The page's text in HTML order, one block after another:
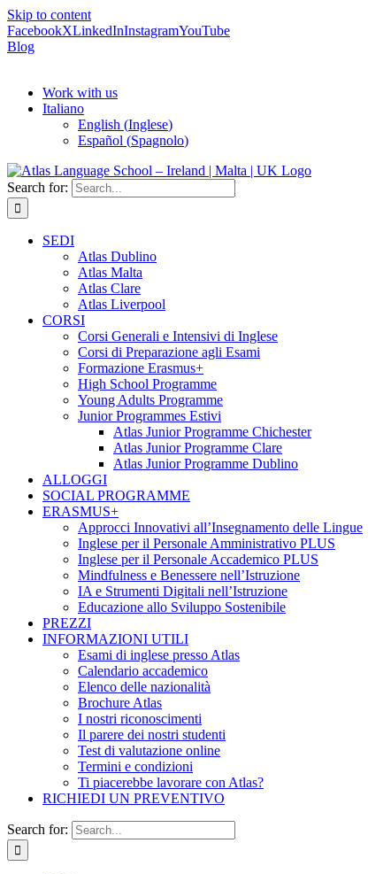
Skip to content
FacebookXLinkedInInstagramYouTube
Blog
Work with us
Italiano
English (Inglese)
Español (Spagnolo)
Search for:
SEDI
Atlas Dublino
Atlas Malta
Atlas Clare
Atlas Liverpool
CORSI
Corsi Generali e Intensivi di Inglese
Corsi di Preparazione agli Esami
Formazione Erasmus+
High School Programme
Young Adults Programme
Junior Programmes Estivi
Atlas Junior Programme Chichester
Atlas Junior Programme Clare
Atlas Junior Programme Dublino
ALLOGGI
SOCIAL PROGRAMME
ERASMUS+
Approcci Innovativi all’Insegnamento delle Lingue
Inglese per il Personale Amministrativo PLUS
Inglese per il Personale Accademico PLUS
Mindfulness e Benessere nell’Istruzione
IA e Strumenti Digitali nell’Istruzione
Educazione allo Sviluppo Sostenibile
PREZZI
INFORMAZIONI UTILI
Esami di inglese presso Atlas
Calendario accademico
Elenco delle nazionalità
Brochure Atlas
I nostri riconoscimenti
Il parere dei nostri studenti
Test di valutazione online
Termini e condizioni
Ti piacerebbe lavorare con Atlas?
RICHIEDI UN PREVENTIVO
Search for: